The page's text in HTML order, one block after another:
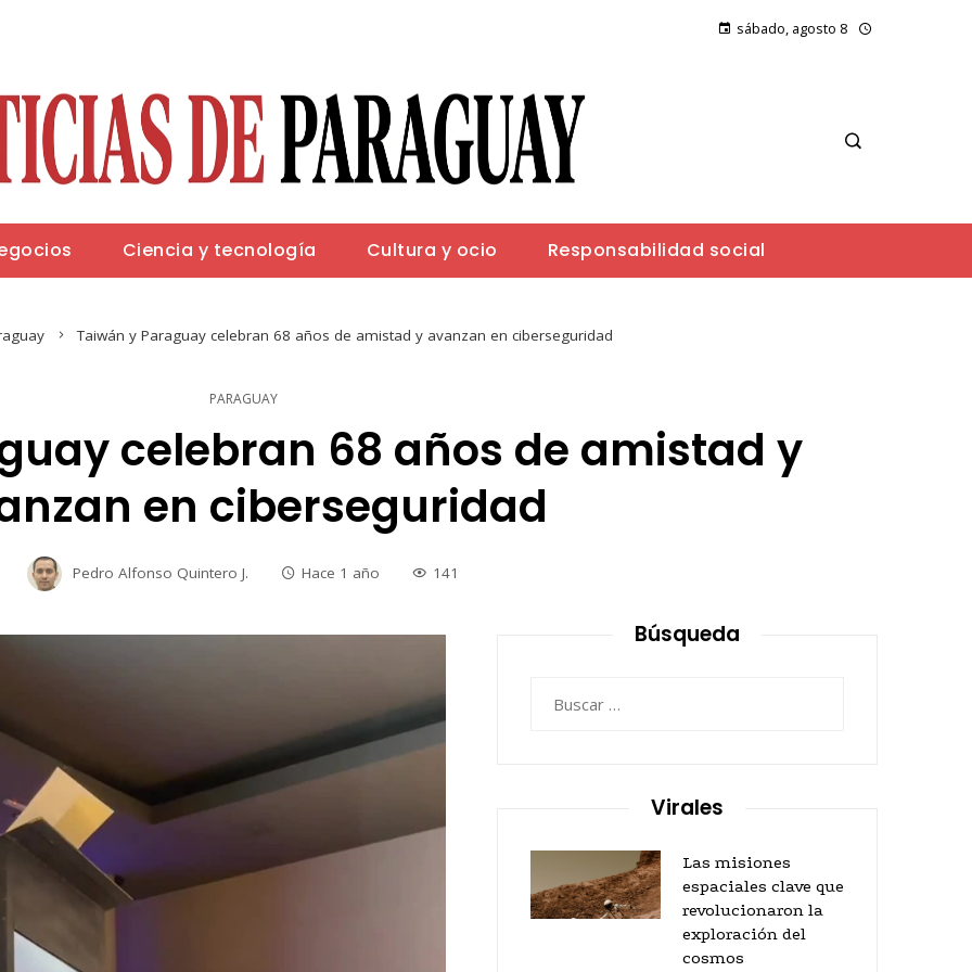
sábado, agosto 8
Ciencia y tecnología Cultura y ocio Responsabilidad social
Taiwán y Paraguay celebran 68 años de amistad y avanzan en ciberseguridad
PARAGUAY
celebran 68 años de amistad y
en ciberseguridad
Pedro Alfonso Quintero J. Hace 1 año 141
Búsqueda
Virales
Las misiones
espaciales clave que
revolucionaron la
exploración del
cosmos